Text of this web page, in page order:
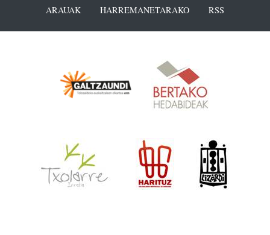
ARAUAK
HARREMANETARAKO RSS